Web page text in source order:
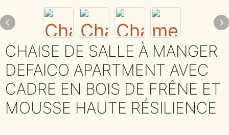
CHAISE DE SALLE À MANGER
DEFAICO APARTMENT AVEC
CADRE EN BOIS DE FRÊNE ET
MOUSSE HAUTE RÉSILIENCE